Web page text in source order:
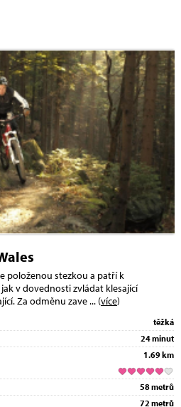
položenou stezkou a patří k
v dovednosti zvládat klesající
Za odměnu zave... (více)
těžká
24 minut
1.69 km
58 metrů
72 metrů